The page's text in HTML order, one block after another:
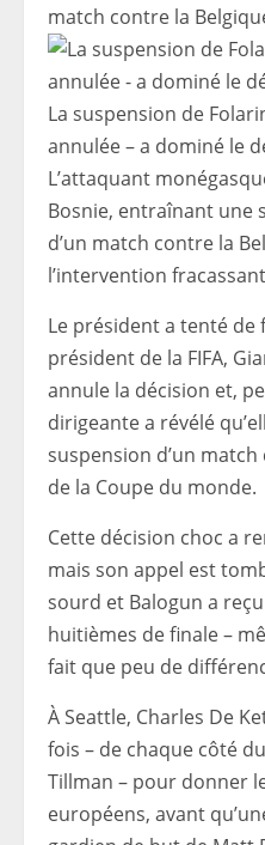
match contre la
La suspension de
annulée – a dominé le
L’attaquant
Bosnie, entraînant une
d’un match contre la
l’intervention
Le président a tenté
président de la FIFA,
annule la décision et,
dirigeante a révélé
suspension d’un match
de la Coupe du monde.
Cette décision choc a
mais son appel est
sourd et Balogun a
huitièmes de finale –
fait que peu de
À Seattle, Charles De
fois – de chaque côté
Tillman – pour donner
européens, avant